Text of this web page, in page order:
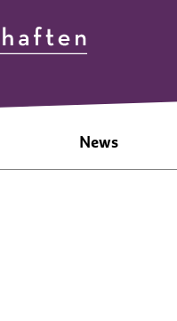
News